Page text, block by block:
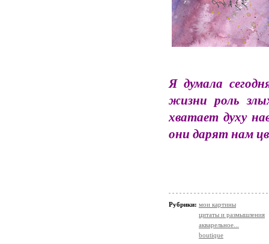
Я думала
жизни роль
хватает духу
они дарят нам
Рубрики: мои картины
цитаты и размышления
акварельное...
boutique